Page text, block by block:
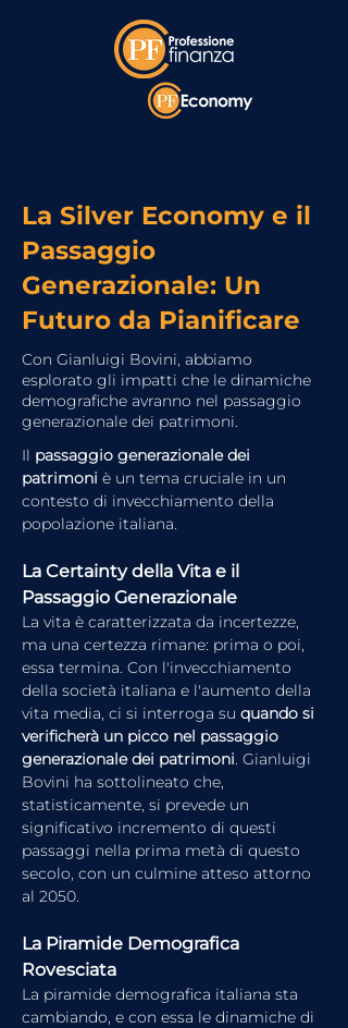
La Silver Economy e il
Passaggio
Generazionale: Un
Futuro da Pianificare
Con Gianluigi Bovini, abbiamo
esplorato gli impatti che le dinamiche
demografiche avranno nel passaggio
generazionale dei patrimoni.
Il passaggio generazionale dei
patrimoni è un tema cruciale in un
contesto di invecchiamento della
popolazione italiana.
La Certainty della Vita e il
Passaggio Generazionale
La vita è caratterizzata da incertezze,
ma una certezza rimane: prima o poi,
essa termina. Con l'invecchiamento
della società italiana e l'aumento della
vita media, ci si interroga su quando si
verificherà un picco nel passaggio
generazionale dei patrimoni. Gianluigi
Bovini ha sottolineato che,
statisticamente, si prevede un
significativo incremento di questi
passaggi nella prima metà di questo
secolo, con un culmine atteso attorno
al 2050.
La Piramide Demografica
Rovesciata
La piramide demografica italiana sta
cambiando, e con essa le dinamiche di